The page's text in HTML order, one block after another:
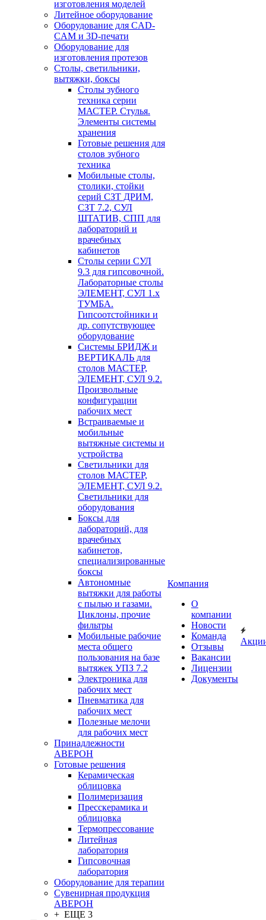
изготовления моделей
Литейное оборудование
Оборудование для CAD-
CAM и 3D-печати
Оборудование для
изготовления протезов
Cтолы, светильники,
вытяжки, боксы
Столы зубного
техника серии
МАСТЕР. Стулья.
Элементы системы
хранения
Готовые решения для
столов зубного
техника
Мобильные столы,
столики, стойки
серий СЗТ ДРИМ,
СЗТ 7.2, СУЛ
ШТАТИВ, СПП для
лабораторий и
врачебных
кабинетов
Столы серии СУЛ
9.3 для гипсовочной.
Лабораторные столы
ЭЛЕМЕНТ, СУЛ 1.х
ТУМБА.
Гипсоотстойники и
др. сопутствующее
оборудование
Системы БРИДЖ и
ВЕРТИКАЛЬ для
столов МАСТЕР,
ЭЛЕМЕНТ, СУЛ 9.2.
Произвольные
конфигурации
рабочих мест
Встраиваемые и
мобильные
вытяжные системы и
устройства
Светильники для
столов МАСТЕР,
ЭЛЕМЕНТ, СУЛ 9.2.
Светильники для
оборудования
Боксы для
лабораторий, для
врачебных
кабинетов,
специализированные
боксы
Автономные
вытяжки для работы
с пылью и газами.
Циклоны, прочие
фильтры
Мобильные рабочие
места общего
пользования на базе
вытяжек УПЗ 7.2
Электроника для
рабочих мест
Пневматика для
рабочих мест
Полезные мелочи
для рабочих мест
Принадлежности
АВЕРОН
Готовые решения
Керамическая
облицовка
Полимеризация
Пресскерамика и
облицовка
Термопрессование
Литейная
лаборатория
Гипсовочная
лаборатория
Оборудование для терапии
Сувенирная продукция
АВЕРОН
+ ЕЩЕ 3
Компания
О
компании
Новости
Команда
Отзывы
Вакансии
Лицензии
Документы